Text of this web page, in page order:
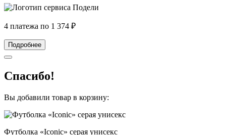
4 платежа по 1 374 ₽
Подробнее
Спасибо!
Вы добавили товар в корзину:
Футболка «Iconic» серая унисекс